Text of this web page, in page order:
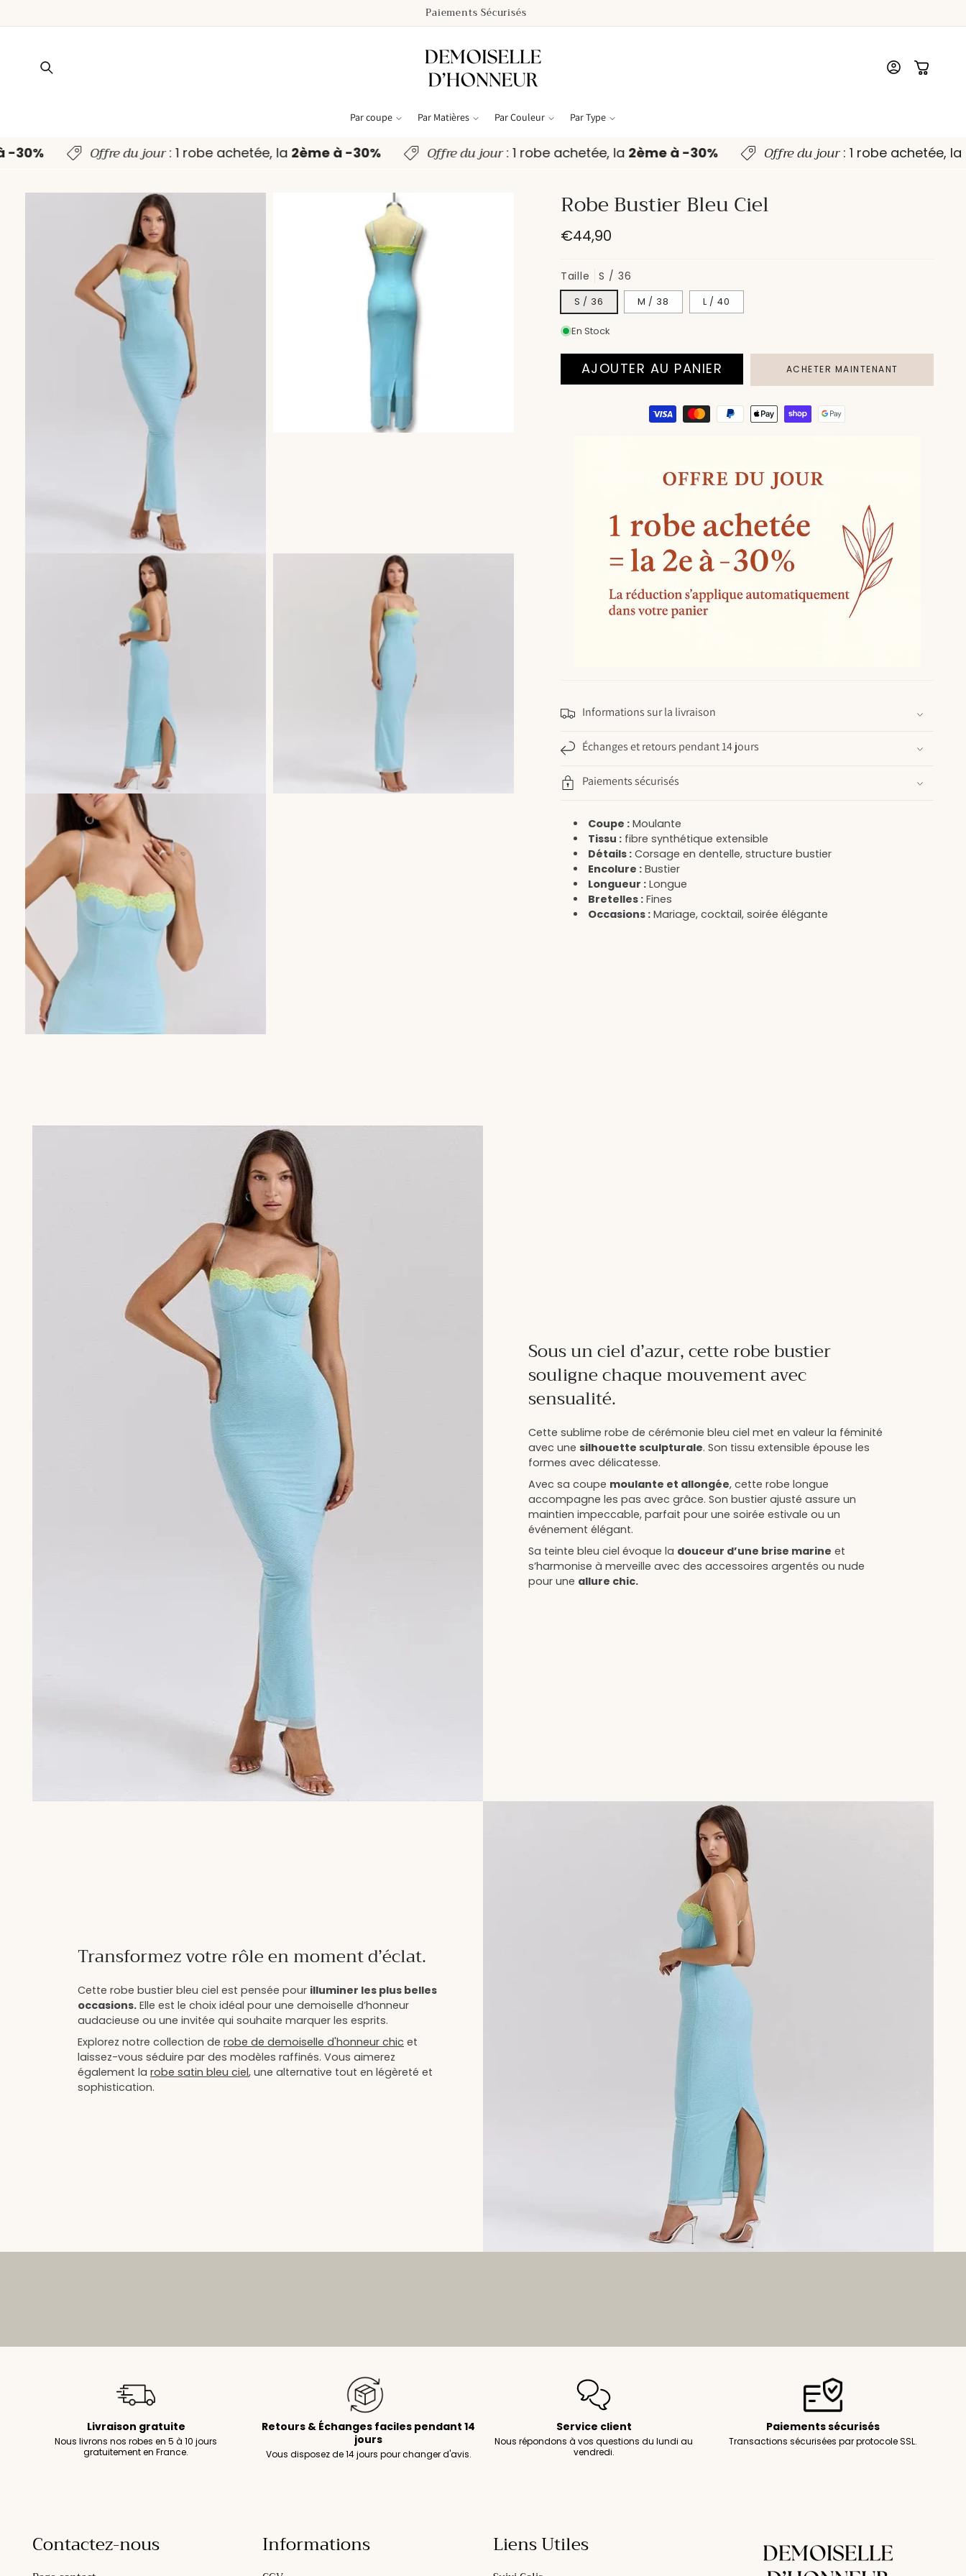
CONTENU
Paiements Sécurisés
Par coupe Par Matières Par Couleur Par Type
ConnexionPanier
-30% Offre du jour: 1 robe achetée, la2ème à -30% Offre du jour: 1 robe achetée, la2ème à -30% Offre du jour: 1 robe achetée,
Robe Bustier Bleu Ciel
Prix
€44,90
Taille S / 36
S / 36 M / 38 L / 40
En Stock
AJOUTER AU PANIER ACHETER MAINTENANT
Informations sur la livraison
Échanges et retours pendant 14 jours
Paiements sécurisés
Coupe : Moulante
Tissu : fibre synthétique extensible
Détails : Corsage en dentelle, structure bustier
Encolure : Bustier
Longueur : Longue
Bretelles : Fines
Occasions : Mariage, cocktail, soirée élégante
Sous un ciel d’azur, cette robe bustier
souligne chaque mouvement avec
sensualité.
Cette sublime robe de cérémonie bleu ciel met en valeur la féminité
avec une silhouette sculpturale. Son tissu extensible épouse les
formes avec délicatesse.
Avec sa coupe moulante et allongée, cette robe longue
accompagne les pas avec grâce. Son bustier ajusté assure un
maintien impeccable, parfait pour une soirée estivale ou un
événement élégant.
Sa teinte bleu ciel évoque la douceur d’une brise marine et
s’harmonise à merveille avec des accessoires argentés ou nude
pour une allure chic.
Transformez votre rôle en moment d’éclat.
Cette robe bustier bleu ciel est pensée pour illuminer les plus belles
occasions. Elle est le choix idéal pour une demoiselle d’honneur
audacieuse ou une invitée qui souhaite marquer les esprits.
Explorez notre collection de robe de demoiselle d'honneur chic et
laissez-vous séduire par des modèles raffinés. Vous aimerez
également la robe satin bleu ciel, une alternative tout en légèreté et
sophistication.
Livraison gratuite
Nous livrons nos robes en 5 à 10 jours
gratuitement en France.
Retours & Échanges faciles pendant 14
jours
Vous disposez de 14 jours pour changer d'avis.
Service client
Nous répondons à vos questions du lundi au
vendredi.
Paiements sécurisés
Transactions sécurisées par protocole SSL.
Contactez-nous Informations Liens Utiles